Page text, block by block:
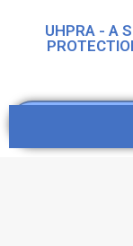
UHPRA - A